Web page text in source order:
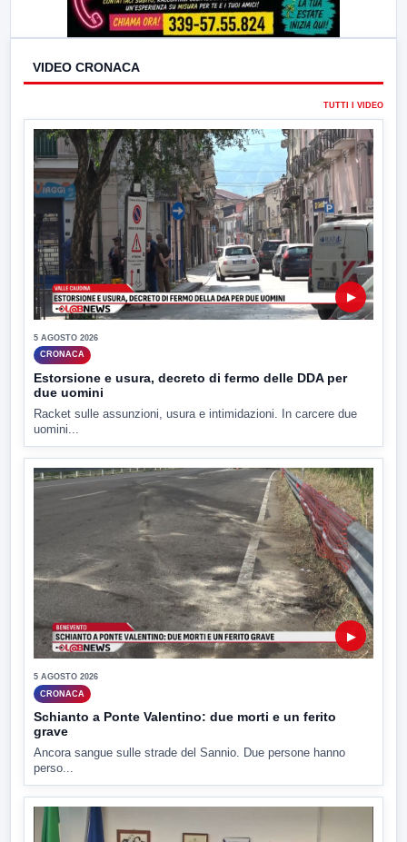
VIDEO CRONACA
TUTTI I VIDEO
▶
5 AGOSTO 2026
CRONACA
Estorsione e usura, decreto di fermo delle DDA per
due uomini
Racket sulle assunzioni, usura e intimidazioni. In carcere due
uomini...
▶
5 AGOSTO 2026
CRONACA
Schianto a Ponte Valentino: due morti e un ferito
grave
Ancora sangue sulle strade del Sannio. Due persone hanno
perso...